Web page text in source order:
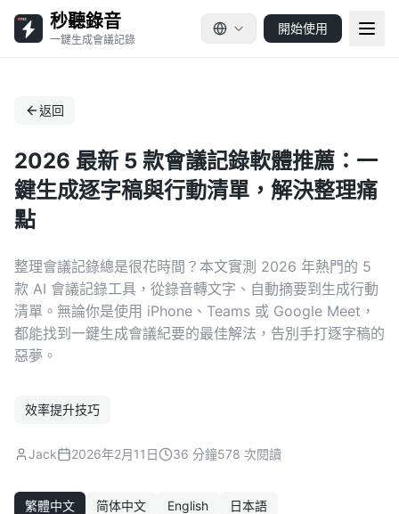
秒聽錄音
一鍵生成會議記錄
開始使用
返回
2026 最新 5 款會議記錄軟體推薦：一
鍵生成逐字稿與行動清單，解決整理痛
點
整理會議記錄總是很花時間？本文實測 2026 年熱門的 5
款 AI 會議記錄工具，從錄音轉文字、自動摘要到生成行動
清單。無論你是使用 iPhone、Teams 或 Google Meet，
都能找到一鍵生成會議紀要的最佳解法，告別手打逐字稿的
惡夢。
效率提升技巧
Jack 2026年2月11日 36 分鐘578 次閱讀
繁體中文 简体中文 English 日本語